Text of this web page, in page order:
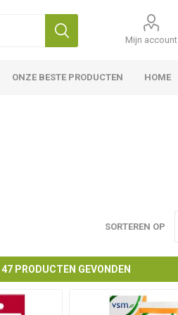
Mijn account
ONZE BESTE PRODUCTEN HOME
SORTEREN OP
47 PRODUCTEN GEVONDEN